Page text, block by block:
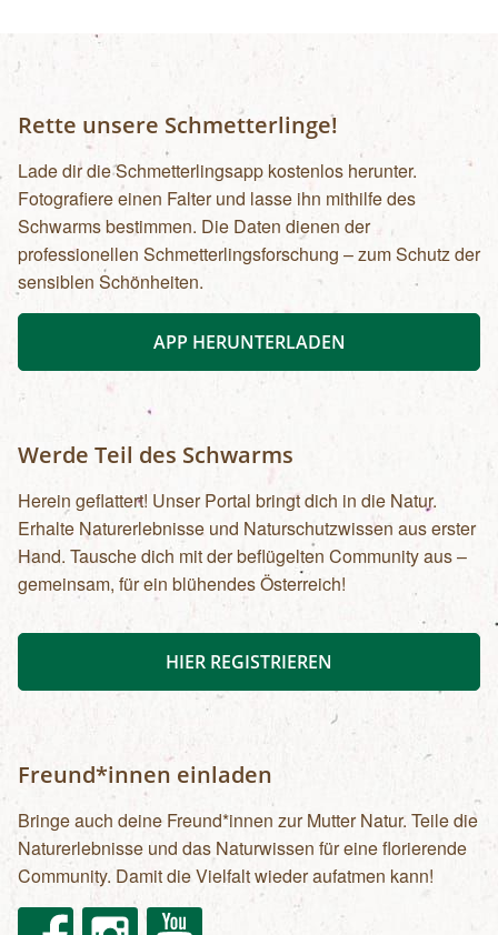
Rette unsere Schmetterlinge!
Lade dir die Schmetterlingsapp kostenlos herunter.
Fotografiere einen Falter und lasse ihn mithilfe des
Schwarms bestimmen. Die Daten dienen der
professionellen Schmetterlingsforschung – zum Schutz der
sensiblen Schönheiten.
APP HERUNTERLADEN
Werde Teil des Schwarms
Herein geflattert! Unser Portal bringt dich in die Natur.
Erhalte Naturerlebnisse und Naturschutzwissen aus erster
Hand. Tausche dich mit der beflügelten Community aus –
gemeinsam, für ein blühendes Österreich!
HIER REGISTRIEREN
Freund*innen einladen
Bringe auch deine Freund*innen zur Mutter Natur. Teile die
Naturerlebnisse und das Naturwissen für eine florierende
Community. Damit die Vielfalt wieder aufatmen kann!
FacebookInstagram Youtube